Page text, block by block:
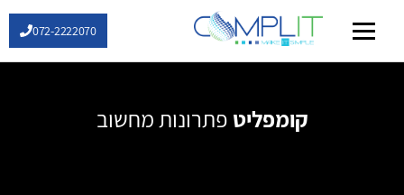
072-2222070
קומפליט פתרונות מחשוב